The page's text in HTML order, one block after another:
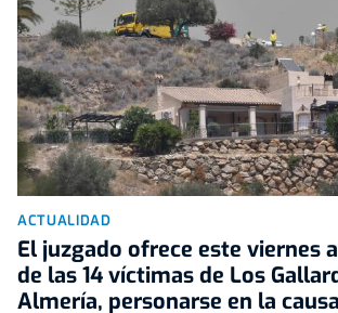
ACTUALIDAD
El juzgado ofrece este viernes
de las 14 víctimas de Los
Almería, personarse en la causa